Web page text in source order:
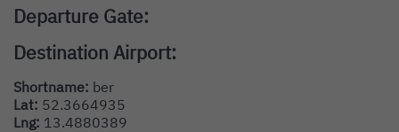
Departure Gate:
Destination Airport:
Shortname: ber
Lat: 52.3664935
Lng: 13.4880389